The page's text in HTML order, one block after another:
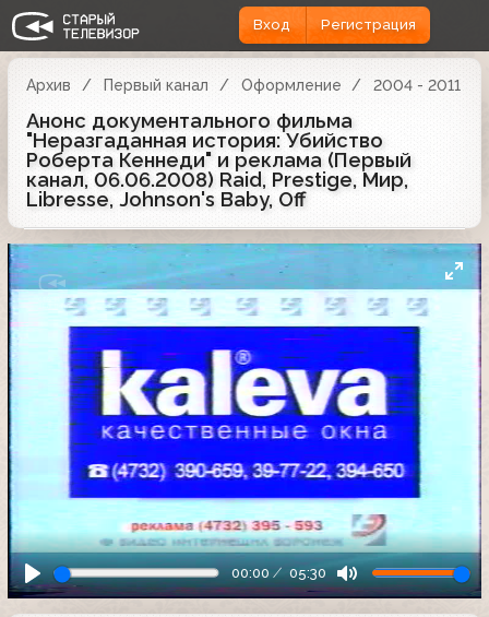
Вход Регистрация
Архив Первый канал Оформление 2004 - 2011
Анонс документального фильма
"Неразгаданная история: Убийство
Роберта Кеннеди" и реклама (Первый
канал, 06.06.2008) Raid, Prestige, Мир,
Libresse, Johnson's Baby, Off
00:00 05:30